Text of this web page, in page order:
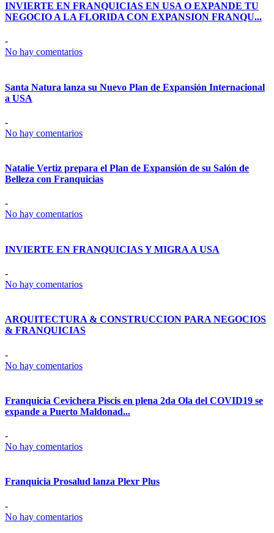
INVIERTE EN FRANQUICIAS EN USA O EXPANDE TU
NEGOCIO A LA FLORIDA CON EXPANSION FRANQU...
-
No hay comentarios
Santa Natura lanza su Nuevo Plan de Expansión Internacional
a USA
-
No hay comentarios
Natalie Vertiz prepara el Plan de Expansión de su Salón de
Belleza con Franquicias
-
No hay comentarios
INVIERTE EN FRANQUICIAS Y MIGRA A USA
-
No hay comentarios
ARQUITECTURA & CONSTRUCCION PARA NEGOCIOS
& FRANQUICIAS
-
No hay comentarios
Franquicia Cevichera Piscis en plena 2da Ola del COVID19 se
expande a Puerto Maldonad...
-
No hay comentarios
Franquicia Prosalud lanza Plexr Plus
-
No hay comentarios